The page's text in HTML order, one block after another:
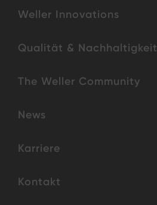
Weller Innovations
Qualität & Nachhaltigkeit
The Weller Community
News
Karriere
Kontakt